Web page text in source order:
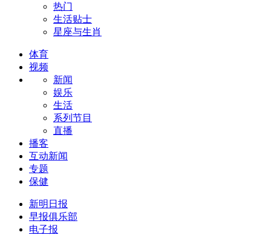
热门
生活贴士
星座与生肖
体育
视频
新闻
娱乐
生活
系列节目
直播
播客
互动新闻
专题
保健
新明日报
早报俱乐部
电子报